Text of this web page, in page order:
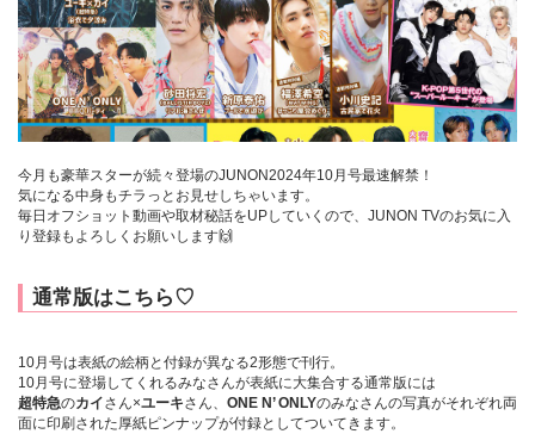
今月も豪華スターが続々登場のJUNON2024年10月号最速解禁！
気になる中身もチラっとお見せしちゃいます。
毎日オフショット動画や取材秘話をUPしていくので、JUNON TVのお気に入
り登録もよろしくお願いします🙌
通常版はこちら♡
10月号は表紙の絵柄と付録が異なる2形態で刊行。
10月号に登場してくれるみなさんが表紙に大集合する通常版には
超特急のカイさん×ユーキさん、 ONE N’ ONLYのみなさんの写真がそれぞれ両
面に印刷された厚紙ピンナップが付録としてついてきます。